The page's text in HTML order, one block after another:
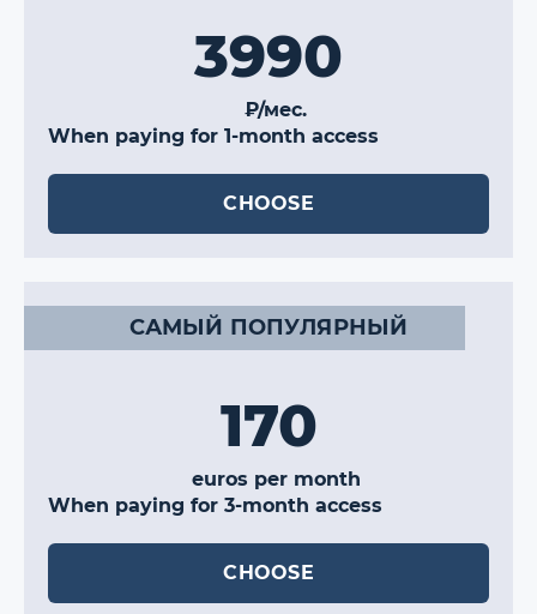
3990
₽/мес.
When paying for 1-month access
CHOOSE
САМЫЙ ПОПУЛЯРНЫЙ
170
euros per month
When paying for 3-month access
CHOOSE